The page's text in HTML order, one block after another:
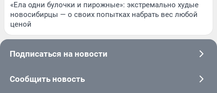
«Ела одни булочки и пирожные»: экстремально худые
новосибирцы — о своих попытках набрать вес любой
ценой
Подписаться на новости
Сообщить новость